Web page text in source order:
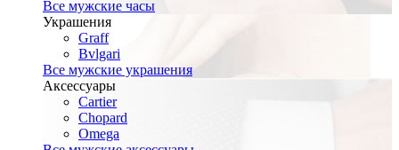
Все мужские часы
Украшения
Graff
Bvlgari
Все мужские украшения
Аксессуары
Cartier
Chopard
Omega